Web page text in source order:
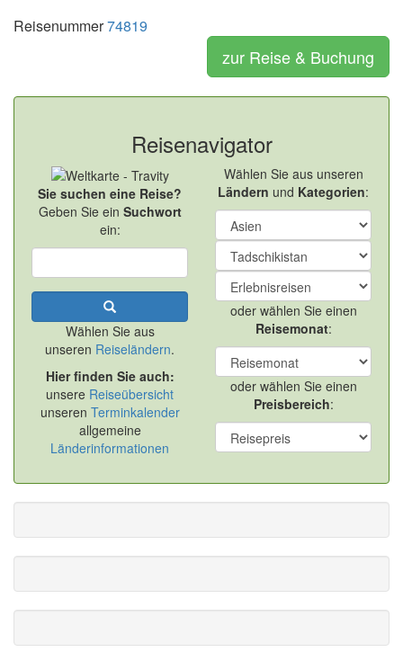
Reisenummer74819
zur Reise & Buchung
Reisenavigator
Sie suchen eine Reise?
Geben Sie ein Suchwort
ein:
Wählen Sie aus
unseren Reiseländern.
Hier finden Sie auch:
unsere Reiseübersicht
unseren Terminkalender
allgemeine
Länderinformationen
Wählen Sie aus unseren
Ländern und Kategorien:
oder wählen Sie einen
Reisemonat:
oder wählen Sie einen
Preisbereich: